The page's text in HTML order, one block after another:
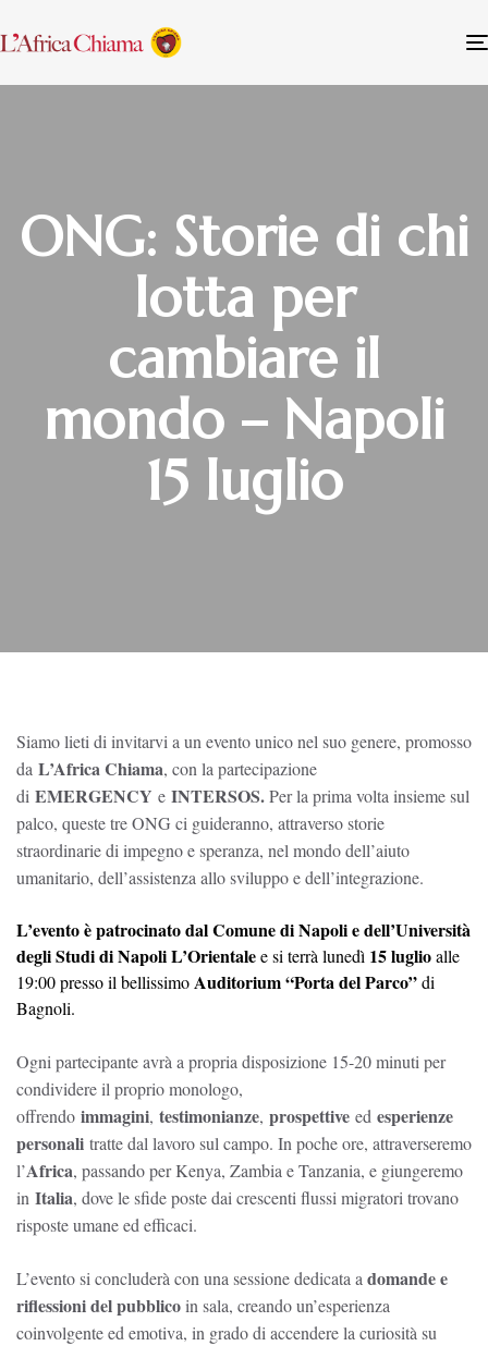
ONG: Storie di chi
lotta per
cambiare il
mondo – Napoli
15 luglio
Siamo lieti di invitarvi a un evento unico nel suo genere, promosso
da L’Africa Chiama, con la partecipazione
di EMERGENCY e INTERSOS.Per la prima volta insieme sul
palco, queste tre ONG ci guideranno, attraverso storie
straordinarie di impegno e speranza, nel mondo dell’aiuto
umanitario, dell’assistenza allo sviluppo e dell’integrazione.
L’evento è patrocinato dal Comune di Napoli e dell’Università
degli Studi di Napoli L’Orientalee si terrà lunedì 15 luglioalle
19:00 presso il bellissimoAuditorium “Porta del Parco”di
Bagnoli.
Ogni partecipante avrà a propria disposizione 15-20 minuti per
condividere il proprio monologo,
offrendo immagini, testimonianze, prospettive ed esperienze
personali tratte dal lavoro sul campo. In poche ore, attraverseremo
l’Africa, passando per Kenya, Zambia e Tanzania, e giungeremo
in Italia, dove le sfide poste dai crescenti flussi migratori trovano
risposte umane ed efficaci.
L’evento si concluderà con una sessione dedicata adomande e
riflessioni del pubblicoin sala, creando un’esperienza
coinvolgente ed emotiva, in grado di accendere la curiosità su